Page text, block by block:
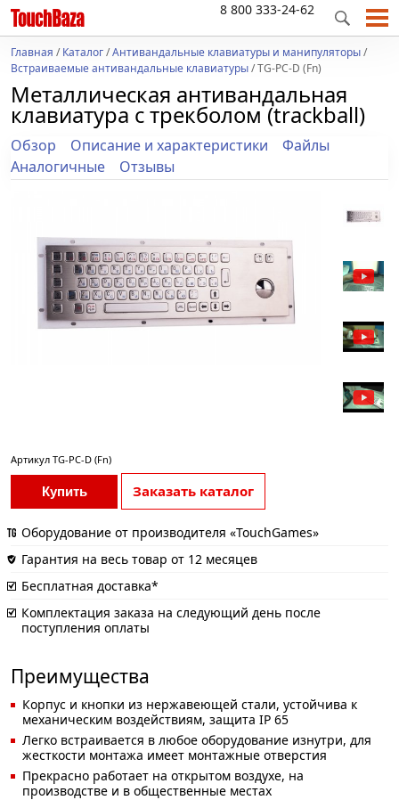
8 800 333-24-62
Главная /Каталог/Антивандальные клавиатуры и манипуляторы/
Встраиваемые антивандальные клавиатуры/ TG-PC-D (Fn)
Металлическая антивандальная
клавиатура c трекболом (trackball)
Обзор Описание и характеристики
Файлы
Аналогичные
Отзывы
Артикул TG-PC-D (Fn)
Купить Заказать каталог
Оборудование от производителя «TouchGames»
Гарантия на весь товар от 12 месяцев
Бесплатная доставка*
Комплектация заказа на следующий день после
поступления оплаты
Преимущества
Корпус и кнопки из нержавеющей стали, устойчива к
механическим воздействиям, защита IP 65
Легко встраивается в любое оборудование изнутри, для
жесткости монтажа имеет монтажные отверстия
Прекрасно работает на открытом воздухе, на
производстве и в общественные местах